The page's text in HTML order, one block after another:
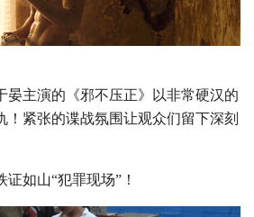
晏主演的《邪不压正》以非常硬汉的
！紧张的谍战氛围让观众们留下深刻
如山“犯罪现场”！